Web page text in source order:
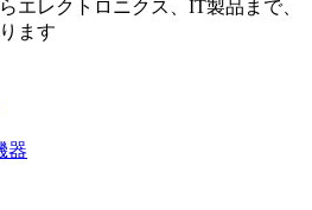
エレクトロニクス、IT製品まで、
ます
器